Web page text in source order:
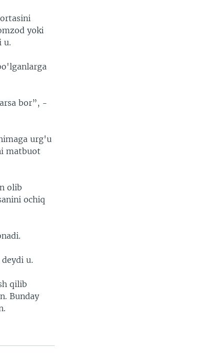
yoki
u.
bor”, -
urg'u
matbuot
olib
ochiq
u.
qilib
Bunday